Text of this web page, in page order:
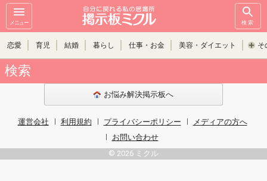
メニュー 検索
恋愛 育児 結婚 暮らし 仕事・お金 美容・ダイエット そ
検索
お悩み解決掲示板へ
運営会社 利用規約 プライバシーポリシー
メディアの方へ
お問い合わせ
© 2026 ミクル